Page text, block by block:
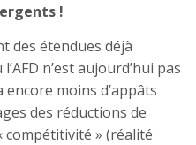
!
des étendues déjà
n’est aujourd’hui pas
encore moins d’appâts
des réductions de
compétitivité » (réalité